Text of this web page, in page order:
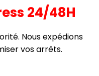
24/48H
Nous expédions
vos arrêts.